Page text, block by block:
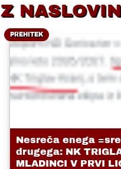
Z
PREHITEK
Nesreča enega
drugega: NK
MLADINCI V PRVI